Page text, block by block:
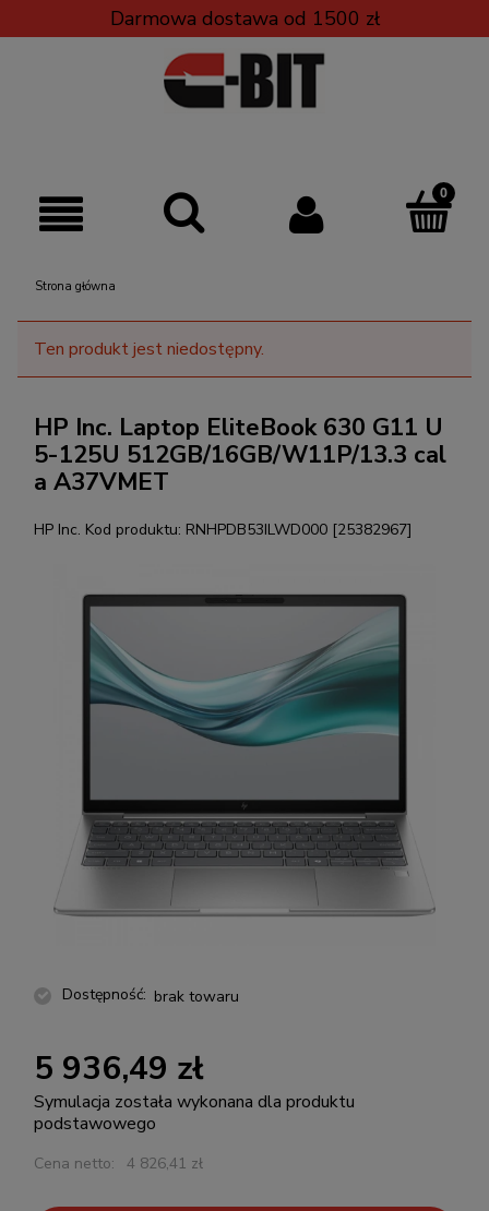
Darmowa dostawa od 1500 zł
Strona główna
Ten produkt jest niedostępny.
HP Inc. Laptop EliteBook 630 G11 U
5-125U 512GB/16GB/W11P/13.3 cal
a A37VMET
HP Inc. Kod produktu: RNHPDB53ILWD000 [25382967]
Dostępność: brak towaru
5 936,49 zł
Symulacja została wykonana dla produktu
podstawowego
Cena netto: 4 826,41 zł